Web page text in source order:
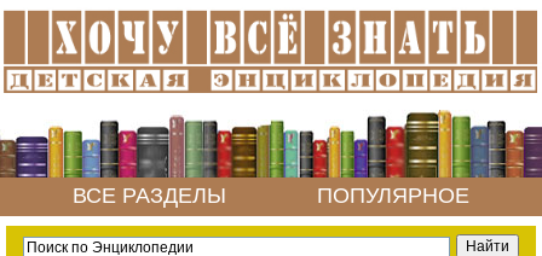
ВСЕ РАЗДЕЛЫ ПОПУЛЯРНОЕ